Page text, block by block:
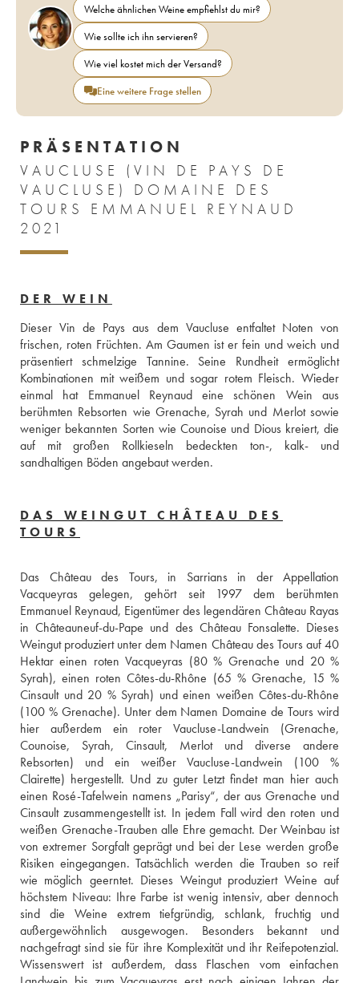
Welche ähnlichen Weine empfiehlst du mir?
Wie sollte ich ihn servieren?
Wie viel kostet mich der Versand?
Eine weitere Frage stellen
PRÄSENTATION
VAUCLUSE (VIN DE PAYS DE
VAUCLUSE) DOMAINE DES
TOURS EMMANUEL REYNAUD
2021
DER WEIN
Dieser Vin de Pays aus dem Vaucluse entfaltet Noten von
frischen, roten Früchten. Am Gaumen ist er fein und weich und
präsentiert schmelzige Tannine. Seine Rundheit ermöglicht
Kombinationen mit weißem und sogar rotem Fleisch. Wieder
einmal hat Emmanuel Reynaud eine schönen Wein aus
berühmten Rebsorten wie Grenache, Syrah und Merlot sowie
weniger bekannten Sorten wie Counoise und Dious kreiert, die
auf mit großen Rollkieseln bedeckten ton-, kalk- und
sandhaltigen Böden angebaut werden.
DAS WEINGUT CHÂTEAU DES
TOURS
Das Château des Tours, in Sarrians in der Appellation
Vacqueyras gelegen, gehört seit 1997 dem berühmten
Emmanuel Reynaud, Eigentümer des legendären Château Rayas
in Châteauneuf-du-Pape und des Château Fonsalette. Dieses
Weingut produziert unter dem Namen Château des Tours auf 40
Hektar einen roten Vacqueyras (80 % Grenache und 20 %
Syrah), einen roten Côtes-du-Rhône (65 % Grenache, 15 %
Cinsault und 20 % Syrah) und einen weißen Côtes-du-Rhône
(100 % Grenache). Unter dem Namen Domaine de Tours wird
hier außerdem ein roter Vaucluse-Landwein (Grenache,
Counoise, Syrah, Cinsault, Merlot und diverse andere
Rebsorten) und ein weißer Vaucluse-Landwein (100 %
Clairette) hergestellt. Und zu guter Letzt findet man hier auch
einen Rosé-Tafelwein namens „Parisy“, der aus Grenache und
Cinsault zusammengestellt ist. In jedem Fall wird den roten und
weißen Grenache-Trauben alle Ehre gemacht. Der Weinbau ist
von extremer Sorgfalt geprägt und bei der Lese werden große
Risiken eingegangen. Tatsächlich werden die Trauben so reif
wie möglich geerntet. Dieses Weingut produziert Weine auf
höchstem Niveau: Ihre Farbe ist wenig intensiv, aber dennoch
sind die Weine extrem tiefgründig, schlank, fruchtig und
außergewöhnlich ausgewogen. Besonders bekannt und
nachgefragt sind sie für ihre Komplexität und ihr Reifepotenzial.
Wissenswert ist außerdem, dass Flaschen vom einfachen